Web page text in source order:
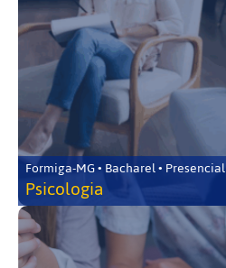
Formiga-MG • Bacharel • Presencial
Psicologia